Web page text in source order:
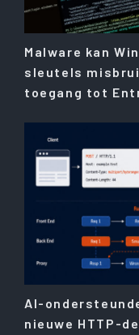
Malware kan
sleutels
toegang tot
AI-
nieuwe HTTP-